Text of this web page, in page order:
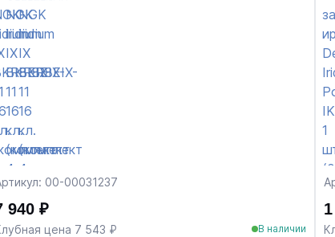
00-00031237
940 ₽
цена 7 543 ₽ В наличии